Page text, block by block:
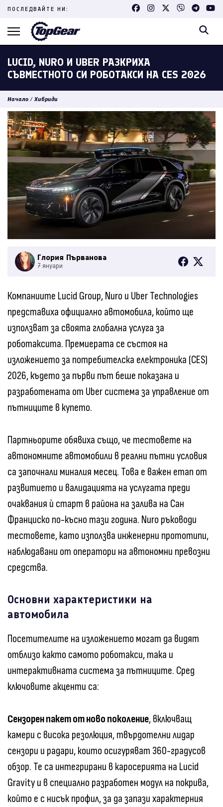
Skip
content
ПОСЛЕДВАЙТЕ НИ:
LUCID, NURO И UBER РАЗКРИХА
СЪВМЕСТНОТО СИ РОБОТАКСИ НА CES 2026
Начало / Хибриди
Глория Първанова
7 януари
Компаниите Lucid Group, Nuro и Uber Technologies
представиха официално автомобила, който ще
използват за своята глобална услуга за
роботаксита. Премиерата се състоя на
изложението за потребителска електроника (CES)
2026, където за първи път беше показана и
разработената от Uber система за управление от
пътниците в купето.
Партньорите обявиха също, че тестовете на
автономните автомобили в реални пътни условия
са започнали миналия месец. Това е важен етап от
развитието и валидацията на услугата преди
очаквания ѝ старт в района на залива на Сан
Франциско по-късно тази година. Nuro ръководи
тестовете, като използва инженерни прототипи,
наблюдавани от оператори на автономни превозни
средства.
Основни характеристики на
автомобила
Посетителите на изложението могат да видят
отблизо както самото роботакси, така и
интерактивната система за пътниците. Сред
ключовите акценти са:
Сензорен пакет от ново поколение, включващ
камери с висока резолюция, твърдотелни лидар
сензори и радари, които осигуряват 360-градусов
обзор. Те са интегрирани в каросерията на Lucid
Gravity и в специално разработен модул на покрива,
който е с нисък профил, за да запази характерния